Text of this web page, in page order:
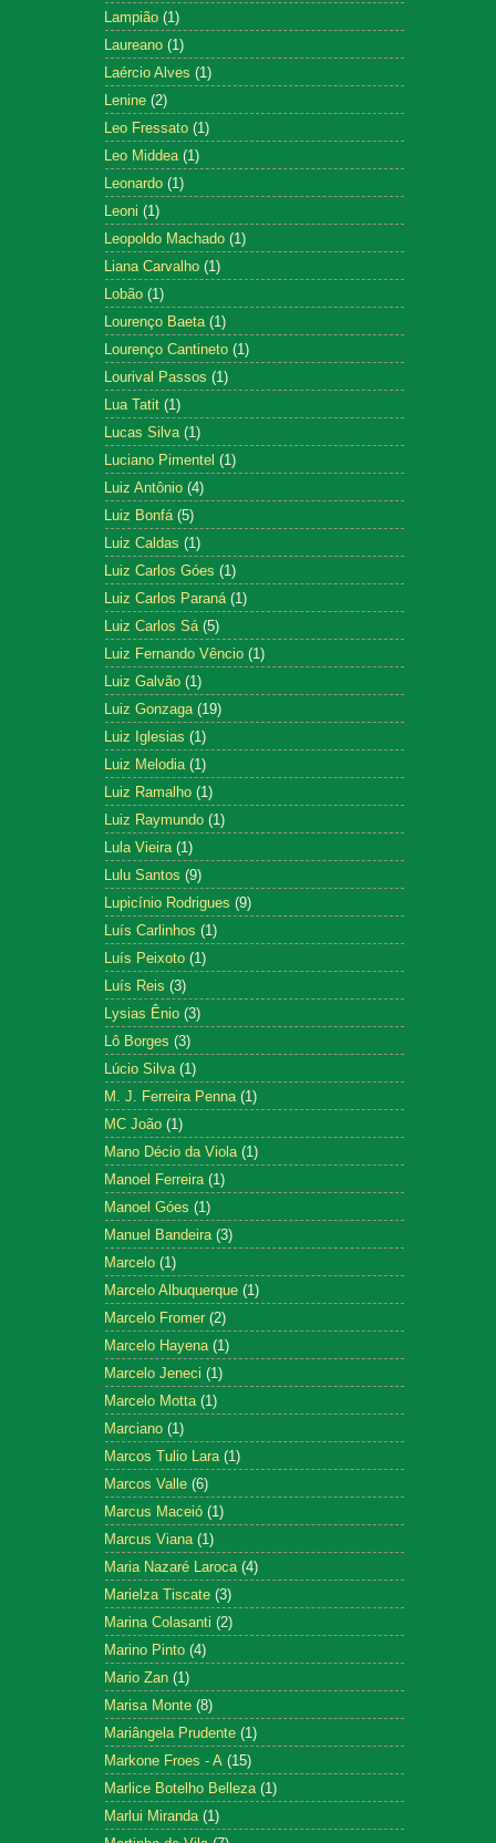
Lampião (1)
Laureano (1)
Laércio Alves (1)
Lenine (2)
Leo Fressato (1)
Leo Middea (1)
Leonardo (1)
Leoni (1)
Leopoldo Machado (1)
Liana Carvalho (1)
Lobão (1)
Lourenço Baeta (1)
Lourenço Cantineto (1)
Lourival Passos (1)
Lua Tatit (1)
Lucas Silva (1)
Luciano Pimentel (1)
Luiz Antônio (4)
Luiz Bonfá (5)
Luiz Caldas (1)
Luiz Carlos Góes (1)
Luiz Carlos Paraná (1)
Luiz Carlos Sá (5)
Luiz Fernando Vêncio (1)
Luiz Galvão (1)
Luiz Gonzaga (19)
Luiz Iglesias (1)
Luiz Melodia (1)
Luiz Ramalho (1)
Luiz Raymundo (1)
Lula Vieira (1)
Lulu Santos (9)
Lupicínio Rodrigues (9)
Luís Carlinhos (1)
Luís Peixoto (1)
Luís Reis (3)
Lysias Ênio (3)
Lô Borges (3)
Lúcio Silva (1)
M. J. Ferreira Penna (1)
MC João (1)
Mano Décio da Viola (1)
Manoel Ferreira (1)
Manoel Góes (1)
Manuel Bandeira (3)
Marcelo (1)
Marcelo Albuquerque (1)
Marcelo Fromer (2)
Marcelo Hayena (1)
Marcelo Jeneci (1)
Marcelo Motta (1)
Marciano (1)
Marcos Tulio Lara (1)
Marcos Valle (6)
Marcus Maceió (1)
Marcus Viana (1)
Maria Nazaré Laroca (4)
Marielza Tiscate (3)
Marina Colasanti (2)
Marino Pinto (4)
Mario Zan (1)
Marisa Monte (8)
Mariângela Prudente (1)
Markone Froes - A (15)
Marlice Botelho Belleza (1)
Marlui Miranda (1)